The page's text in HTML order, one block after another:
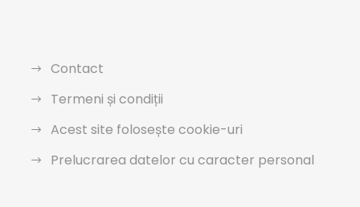
Contact
Termeni și condiții
Acest site folosește cookie-uri
Prelucrarea datelor cu caracter personal